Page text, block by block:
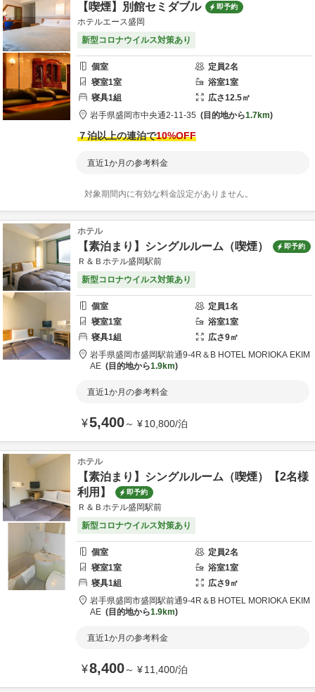
【喫煙】別館セミダブル 即予約
ホテルエース盛岡
新型コロナウイルス対策あり
個室 定員2名
寝室1室 浴室1室
寝具1組 広さ12.5㎡
岩手県盛岡市中央通2-11-35 目的地から1.7km
７泊以上の連泊で10%OFF
直近1か月の参考料金
対象期間内に有効な料金設定がありません。
ホテル
【素泊まり】シングルルーム（喫煙） 即予約
Ｒ＆Ｂホテル盛岡駅前
新型コロナウイルス対策あり
個室 定員1名
寝室1室 浴室1室
寝具1組 広さ9㎡
岩手県盛岡市盛岡駅前通9-4R＆B HOTEL MORIOKA EKIM
AE
目的地から1.9km
直近1か月の参考料金
¥5,400～ ¥10,800/泊
ホテル
【素泊まり】シングルルーム（喫煙）【2名様
利用】
即予約
Ｒ＆Ｂホテル盛岡駅前
新型コロナウイルス対策あり
個室 定員2名
寝室1室 浴室1室
寝具1組 広さ9㎡
岩手県盛岡市盛岡駅前通9-4R＆B HOTEL MORIOKA EKIM
AE
目的地から1.9km
直近1か月の参考料金
¥8,400～ ¥11,400/泊